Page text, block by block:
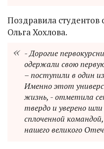
Поздравила
Ольга Хохлова.
- Дорогие
одержали свою
– поступили в один
Именно этот
жизнь, - отметила
твердо и уверено
сплоченной
нашего великого